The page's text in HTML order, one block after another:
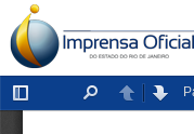
Exibir/ocultar
painel
LocalizarAnterior